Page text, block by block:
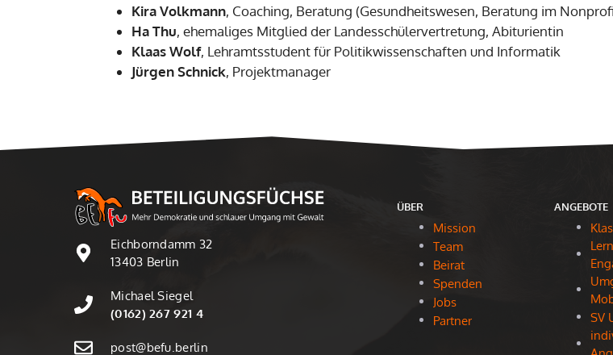
Kira Volkmann, Coaching, Beratung (Gesundheitswesen, Beratung im
Ha Thu, ehemaliges Mitglied der Landesschülervertretung, Abiturientin
Klaas Wolf, Lehramtsstudent für Politikwissenschaften und Informatik
Jürgen Schnick, Projektmanager
Eichborndamm 32
13403 Berlin
Michael Siegel
(0162) 267 921 4
post@befu.berlin
ÜBER
Mission
Team
Beirat
Spenden
Jobs
Partner
ANGEBOTE
SV